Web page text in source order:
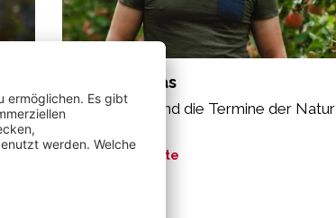
Tumler Tobias
„Flexibel sein und die Termine der Natur
Meine Geschichte